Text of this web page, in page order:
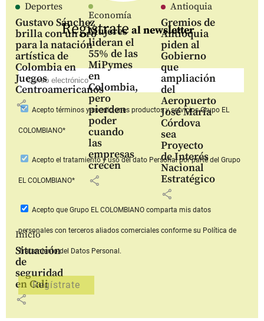
Deportes
Gustavo Sánchez
brilla con un oro
para la natación
artística de
Colombia en
Juegos
Centroamericanos
share
Economía
Mujeres
lideran el
55% de las
MiPymes
en
Colombia,
pero
pierden
poder
cuando
las
empresas
crecen
share
Antioquia
Gremios de
Antioquia
piden al
Gobierno
que
ampliación
del
Aeropuerto
José María
Córdova
sea
Proyecto
de Interés
Nacional
Estratégico
share
Inicio
Situación
de
seguridad
en Cali
share
Regístrate al newsletter
Aceptotérminos y condiciones productos y serviciosGrupo EL
COLOMBIANO*
Acepto el tratamiento y uso del dato Personalpor parte del Grupo
EL COLOMBIANO*
Acepto que Grupo EL COLOMBIANOcomparta mis datos
personales con terceros aliados comerciales conforme su Política de
Tratamiento del Datos Personal.